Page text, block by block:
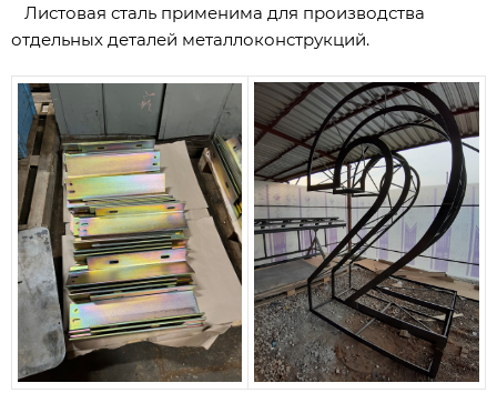
Листовая сталь применима для производства
отдельных деталей металлоконструкций.